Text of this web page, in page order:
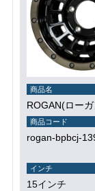
商品名
ROGAN(ロー
商品コード
rogan-bpbcj-
インチ
15インチ